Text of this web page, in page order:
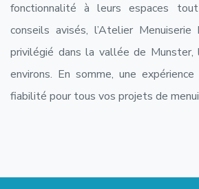
fonctionnalité à leurs espaces
conseils avisés, l’Atelier
privilégié dans la vallée de
environs. En somme, une
fiabilité pour tous vos projets de